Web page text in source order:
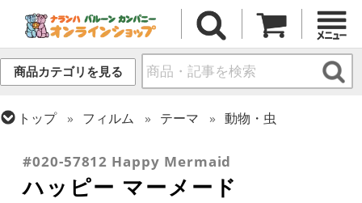
商品カテゴリを見る
トップ フィルム テーマ
動物・虫
#020-57812 Happy Mermaid
ハッピー マーメード